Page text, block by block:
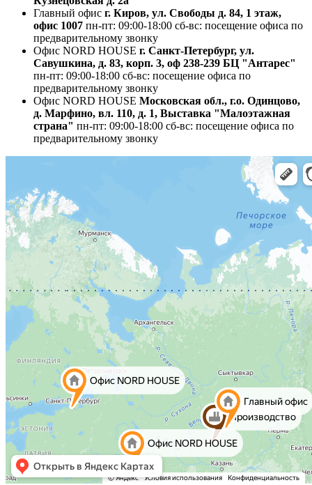
Главный офис г. Киров, ул. Свободы д. 84, 1 этаж,
офис 1007 пн-пт: 09:00-18:00 сб-вс: посещение офиса по
предварительному звонку
Офис NORD HOUSE г. Санкт-Петербург, ул.
Савушкина, д. 83, корп. 3, оф 238-239 БЦ "Антарес"
пн-пт: 09:00-18:00 сб-вс: посещение офиса по
предварительному звонку
Офис NORD HOUSE Московская обл., г.о. Одинцово,
д. Марфино, вл. 110, д. 1, Выставка "Малоэтажная
страна" пн-пт: 09:00-18:00 сб-вс: посещение офиса по
предварительному звонку